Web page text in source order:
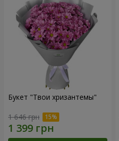
Букет "Твои хризантемы"
1 646 грн